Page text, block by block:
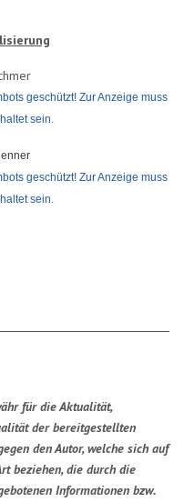
geschützt! Zur Anzeige muss
sein.
geschützt! Zur Anzeige muss
sein.
für die Aktualität,
der bereitgestellten
den Autor, welche sich auf
beziehen, die durch die
Informationen bzw.